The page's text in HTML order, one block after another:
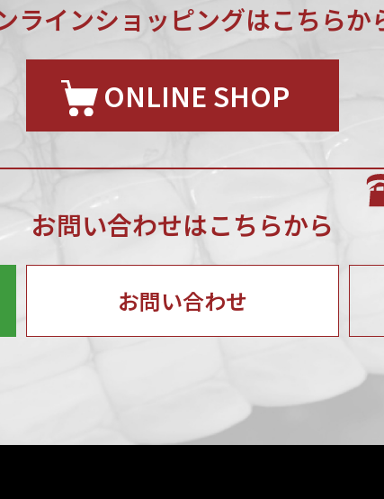
ラインショッピングはこちらか
ONLINE SHOP
お問い合わせはこちらから
お問い合わせ